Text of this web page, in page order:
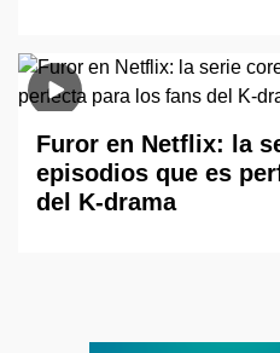
Furor en Netflix: la
episodios que es
del K-drama